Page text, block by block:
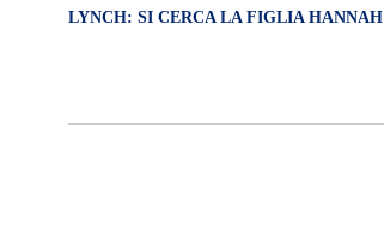
LYNCH: SI CERCA LA FIGLIA HANNAH